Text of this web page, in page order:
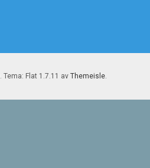
. Tema: Flat 1.7.11 av Themeisle.